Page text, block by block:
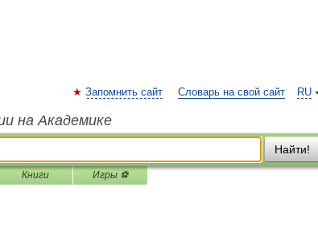
RU
Запомнить сайт Словарь на свой сайт
на Академике
Найти!
Книги Игры ⚽